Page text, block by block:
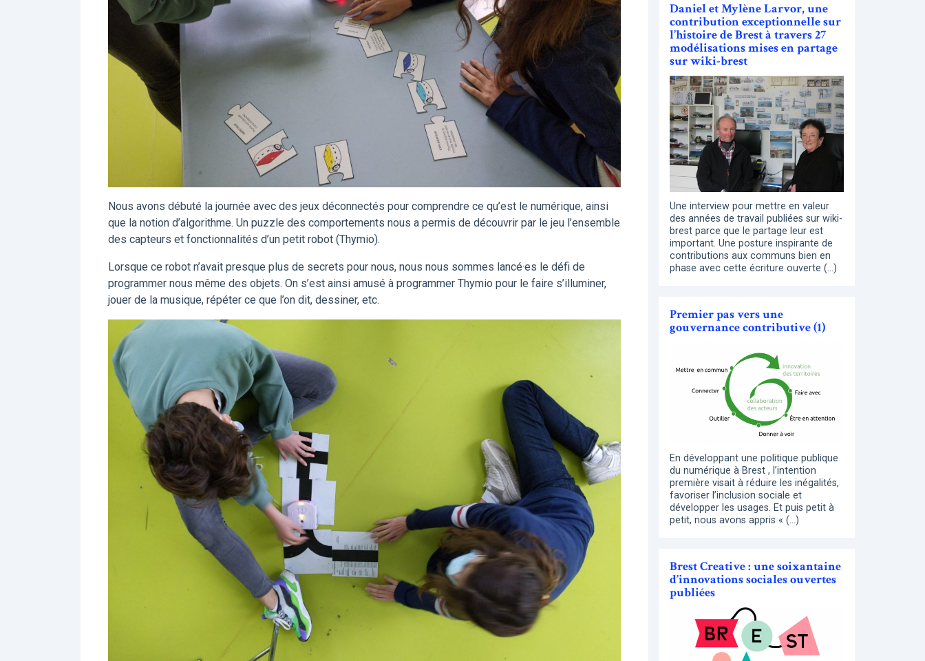
Nous avons débuté la journée avec des jeux déconnectés pour comprendre ce qu’est le numérique, ainsi
que la notion d’algorithme. Un puzzle des comportements nous a permis de découvrir par le jeu l’ensemble
des capteurs et fonctionnalités d’un petit robot (Thymio).
Lorsque ce robot n’avait presque plus de secrets pour nous, nous nous sommes lancé·es le défi de
programmer nous même des objets. On s’est ainsi amusé à programmer Thymio pour le faire s’illuminer,
jouer de la musique, répéter ce que l’on dit, dessiner, etc.
Daniel et Mylène Larvor, une
contribution exceptionnelle sur
l’histoire de Brest à travers 27
modélisations mises en partage
sur wiki-brest
Une interview pour mettre en valeur
des années de travail publiées sur wiki-
brest parce que le partage leur est
important. Une posture inspirante de
contributions aux communs bien en
phase avec cette écriture ouverte (…)
Premier pas vers une
gouvernance contributive (1)
En développant une politique publique
du numérique à Brest , l’intention
première visait à réduire les inégalités,
favoriser l’inclusion sociale et
développer les usages. Et puis petit à
petit, nous avons appris « (…)
Brest Creative : une soixantaine
d’innovations sociales ouvertes
publiées